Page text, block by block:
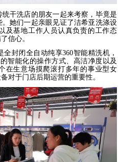
干洗店的朋友一起来考察，毕竟是
她们一起亲眼见证了洁希亚洗涤设
及基地工作人员认真负责的工作态
信心。
封闭全自动纯享360智能精洗机，
智能化的操作方式、高洁净度以及
在生意场摸爬滚打多年的事业型女
对于门店后期运营的重要性。